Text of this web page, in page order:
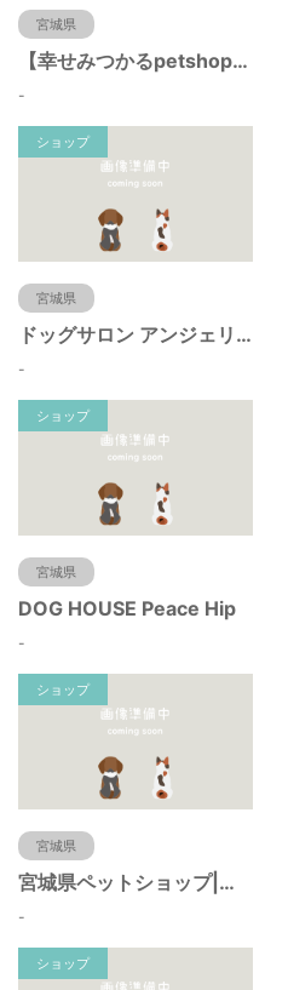
宮城県
【幸せみつかるpetshop】ハバナデー
-
ショップ
宮城県
ドッグサロン アンジェリーク
-
ショップ
宮城県
DOG HOUSE Peace Hip
-
ショップ
宮城県
宮城県ペットショップ|ペットショップ鈴花
-
ショップ